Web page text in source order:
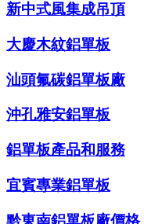
新中式風集成吊頂
大慶木紋鋁單板
汕頭氟碳鋁單板廠
沖孔雅安鋁單板
鋁單板產品和服務
宜賓專業鋁單板
黔東南鋁單板廠價格